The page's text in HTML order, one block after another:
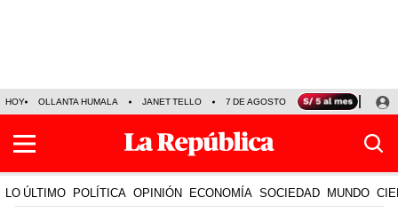
HOY OLLANTA HUMALA JANET TELLO 7 DE AGOSTO TINKA RESULTADOS
LO ÚLTIMO POLÍTICA OPINIÓN ECONOMÍA SOCIEDAD MUNDO